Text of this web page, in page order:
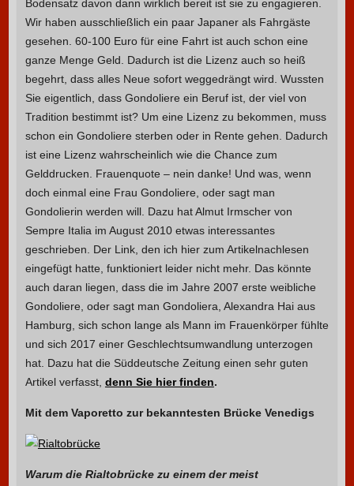
Bodensatz davon dann wirklich bereit ist sie zu engagieren.
Wir haben ausschließlich ein paar Japaner als Fahrgäste
gesehen. 60-100 Euro für eine Fahrt ist auch schon eine
ganze Menge Geld. Dadurch ist die Lizenz auch so heiß
begehrt, dass alles Neue sofort weggedrängt wird. Wussten
Sie eigentlich, dass Gondoliere ein Beruf ist, der viel von
Tradition bestimmt ist? Um eine Lizenz zu bekommen, muss
schon ein Gondoliere sterben oder in Rente gehen. Dadurch
ist eine Lizenz wahrscheinlich wie die Chance zum
Gelddrucken. Frauenquote – nein danke! Und was, wenn
doch einmal eine Frau Gondoliere, oder sagt man
Gondolierin werden will. Dazu hat Almut Irmscher von
Sempre Italia im August 2010 etwas interessantes
geschrieben. Der Link, den ich hier zum Artikelnachlesen
eingefügt hatte, funktioniert leider nicht mehr. Das könnte
auch daran liegen, dass die im Jahre 2007 erste weibliche
Gondoliere, oder sagt man Gondoliera, Alexandra Hai aus
Hamburg, sich schon lange als Mann im Frauenkörper fühlte
und sich 2017 einer Geschlechtsumwandlung unterzogen
hat. Dazu hat die Süddeutsche Zeitung einen sehr guten
Artikel verfasst, denn Sie hier finden.
Mit dem Vaporetto zur bekanntesten Brücke Venedigs
Warum die Rialtobrücke zu einem der meist